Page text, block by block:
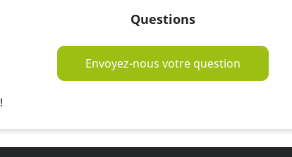
Questions
Envoyez-nous votre question